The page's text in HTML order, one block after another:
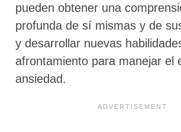
pueden obtener una
profunda de sí mismas y de
y desarrollar nuevas
afrontamiento para manejar el
ansiedad.